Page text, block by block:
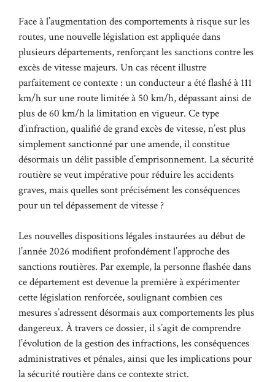
Face à l’augmentation des comportements à risque sur les
routes, une nouvelle législation est appliquée dans
plusieurs départements, renforçant les sanctions contre les
excès de vitesse majeurs. Un cas récent illustre
parfaitement ce contexte : un conducteur a été flashé à 111
km/h sur une route limitée à 50 km/h, dépassant ainsi de
plus de 60 km/h la limitation en vigueur. Ce type
d’infraction, qualifié de grand excès de vitesse, n’est plus
simplement sanctionné par une amende, il constitue
désormais un délit passible d’emprisonnement. La sécurité
routière se veut impérative pour réduire les accidents
graves, mais quelles sont précisément les conséquences
pour un tel dépassement de vitesse ?
Les nouvelles dispositions légales instaurées au début de
l’année 2026 modifient profondément l’approche des
sanctions routières. Par exemple, la personne flashée dans
ce département est devenue la première à expérimenter
cette législation renforcée, soulignant combien ces
mesures s’adressent désormais aux comportements les plus
dangereux. À travers ce dossier, il s’agit de comprendre
l’évolution de la gestion des infractions, les conséquences
administratives et pénales, ainsi que les implications pour
la sécurité routière dans ce contexte strict.